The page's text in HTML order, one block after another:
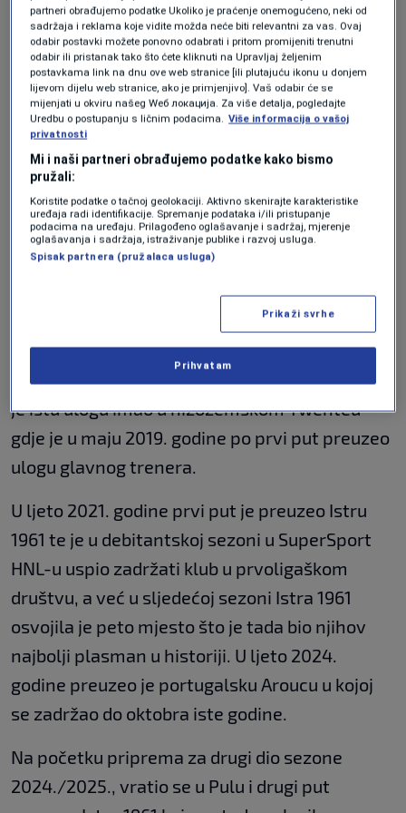
španske reprezentacije.
U seniorskoj karijeri igrao je za španske
klubove Meridu, Alcorcon, Palenciju, zatim je
nastupao za nizozemske klubove AGOVV,
Heerenveen, Heracles, Groningen i Venlo.
Kasnije je nogometnu karijeru nastavio na
Kipru gdje je igrao za AEK Larnacu i Anorthosis,
pa za izraelski Maccabi Tel Aviv da bi sa 34
Po završetku igračke karijere posvetio se
trenerskom poslu, a prvi angažman dobio je
kao pomoćni trener u danskom Esbjergu. Zatim
je istu ulogu imao u nizozemskom Twenteu
gdje je u maju 2019. godine po prvi put preuzeo
ulogu glavnog trenera.
U ljeto 2021. godine prvi put je preuzeo Istru
1961 te je u debitantskoj sezoni u SuperSport
HNL-u uspio zadržati klub u prvoligaškom
društvu, a već u sljedećoj sezoni Istra 1961
osvojila je peto mjesto što je tada bio njihov
najbolji plasman u historiji. U ljeto 2024.
godine preuzeo je portugalsku Aroucu u kojoj
se zadržao do oktobra iste godine.
Na početku priprema za drugi dio sezone
2024./2025., vratio se u Pulu i drugi put
partneri obrađujemo podatke Ukoliko je praćenje onemogućeno, neki od
sadržaja i reklama koje vidite možda neće biti relevantni za vas. Ovaj
odabir postavki možete ponovno odabrati i pritom promijeniti trenutni
odabir ili pristanak tako što ćete kliknuti na Upravljaj željenim
postavkama link na dnu ove web stranice [ili plutajuću ikonu u donjem
lijevom dijelu web stranice, ako je primjenjivo]. Vaš odabir će se
mijenjati u okviru našeg Wеб локација. Za više detalja, pogledajte
Uredbu o postupanju s ličnim podacima. Više informacija o vašoj
privatnosti
Mi i naši partneri obrađujemo podatke kako bismo
pružali:
Koristite podatke o tačnoj geolokaciji. Aktivno skenirajte karakteristike
uređaja radi identifikacije. Spremanje podataka i/ili pristupanje
podacima na uređaju. Prilagođeno oglašavanje i sadržaj, mjerenje
oglašavanja i sadržaja, istraživanje publike i razvoj usluga.
Spisak partnera (pružalaca usluga)
Prikaži svrhe
Prihvatam